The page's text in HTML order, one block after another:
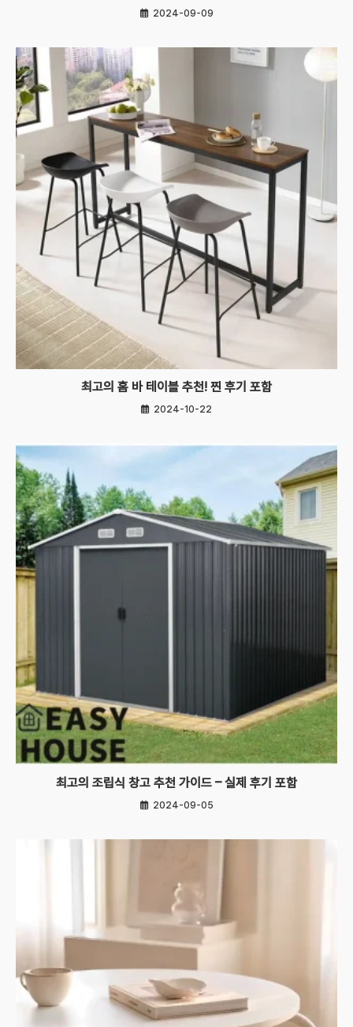
2024-09-09
최고의 홈 바 테이블 추천! 찐 후기 포함
2024-10-22
최고의 조립식 창고 추천 가이드 – 실제 후기 포함
2024-09-05